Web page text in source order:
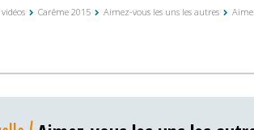
Carême 2015 Aimez-vous les uns les autres